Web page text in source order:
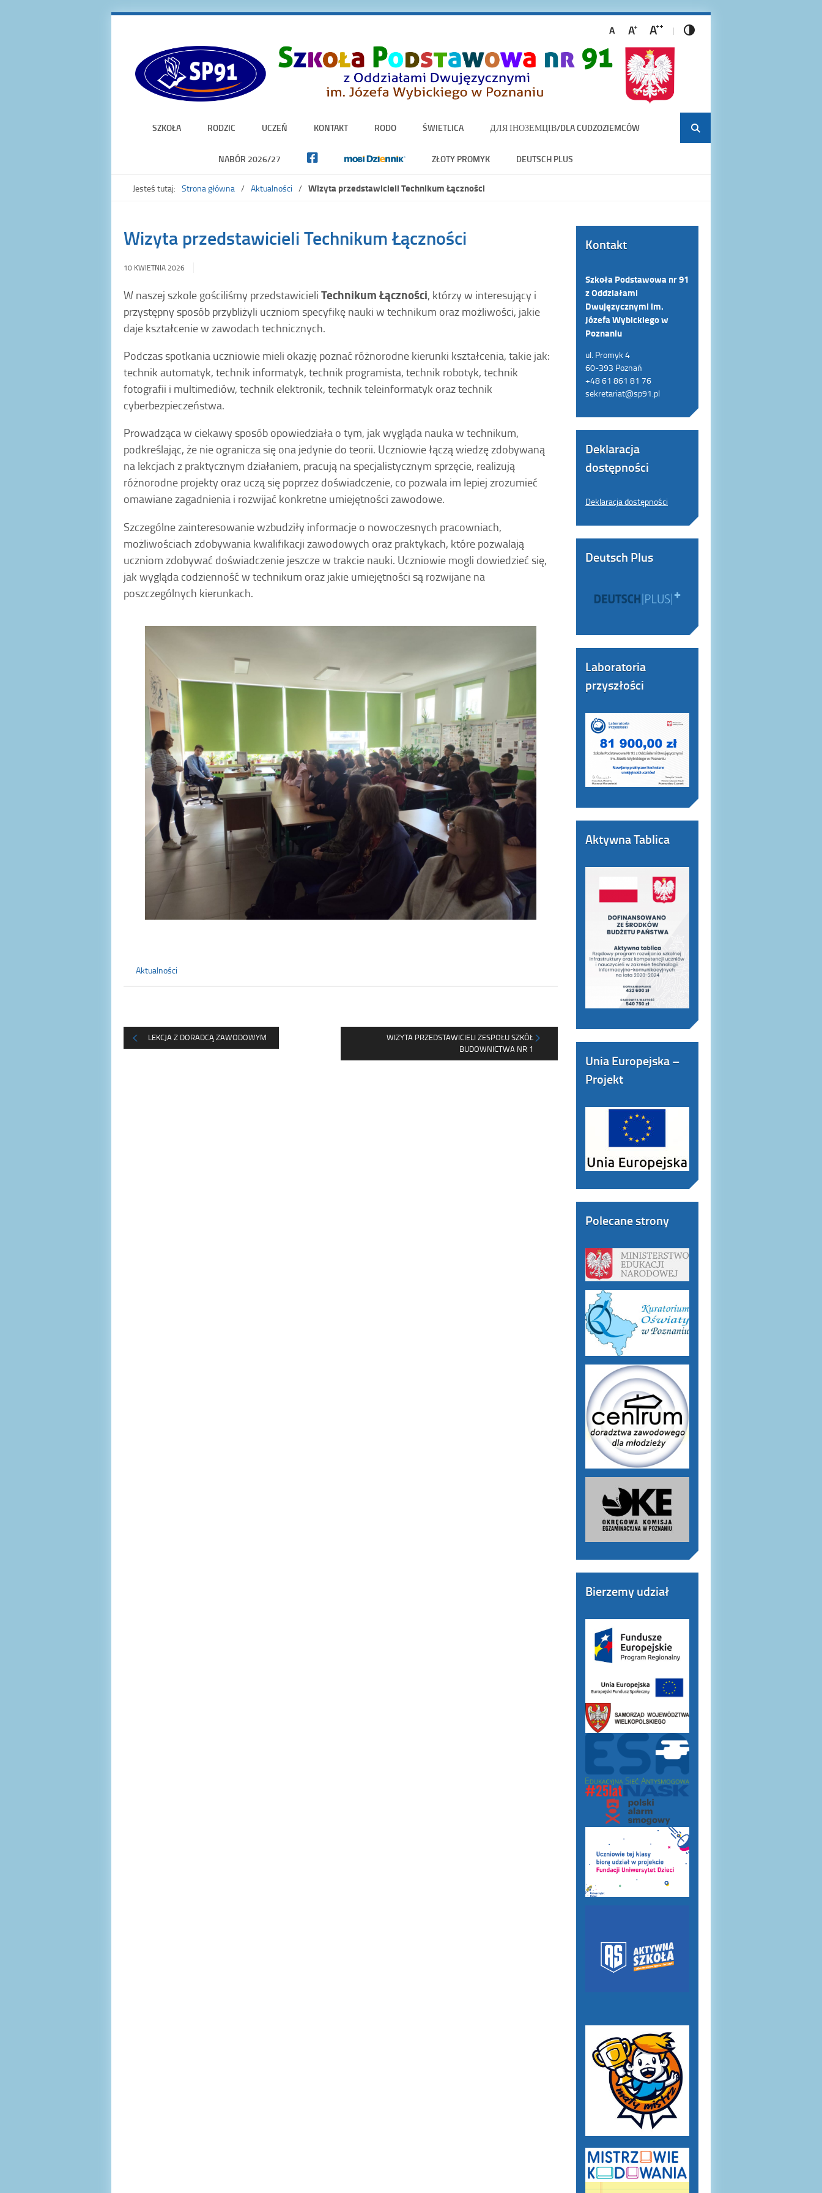
SZKOŁA RODZIC UCZEŃ KONTAKT RODO ŚWIETLICA ДЛЯ ІНОЗЕМЦІВ/DLA CUDZOZIEMCÓW
NABÓR 2026/27 ZŁOTY PROMYK DEUTSCH PLUS
Jesteś tutaj: Strona główna Aktualności Wizyta przedstawicieli Technikum Łączności
Kontakt
Szkoła Podstawowa nr 91
z Oddziałami
Dwujęzycznymi im.
Józefa Wybickiego w
Poznaniu
ul. Promyk 4
60-393 Poznań
+48 61 861 81 76
sekretariat@sp91.pl
Deklaracja
dostępności
Deklaracja dostępności
Deutsch Plus
Laboratoria
przyszłości
Aktywna Tablica
Unia Europejska –
Projekt
Polecane strony
Bierzemy udział
Wizyta przedstawicieli Technikum Łączności
10 KWIETNIA 2026
W naszej szkole gościliśmy przedstawicieliTechnikum Łączności, którzy w interesujący i
przystępny sposób przybliżyli uczniom specyfikę nauki w technikum oraz możliwości, jakie
daje kształcenie w zawodach technicznych.
Podczas spotkania uczniowie mieli okazję poznać różnorodne kierunki kształcenia, takie jak:
technik automatyk, technik informatyk, technik programista, technik robotyk, technik
fotografii i multimediów, technik elektronik, technik teleinformatyk oraz technik
cyberbezpieczeństwa.
Prowadząca w ciekawy sposób opowiedziała o tym, jak wygląda nauka w technikum,
podkreślając, że nie ogranicza się ona jedynie do teorii. Uczniowie łączą wiedzę zdobywaną
na lekcjach z praktycznym działaniem, pracują na specjalistycznym sprzęcie, realizują
różnorodne projekty oraz uczą się poprzez doświadczenie, co pozwala im lepiej zrozumieć
omawiane zagadnienia i rozwijać konkretne umiejętności zawodowe.
Szczególne zainteresowanie wzbudziły informacje o nowoczesnych pracowniach,
możliwościach zdobywania kwalifikacji zawodowych oraz praktykach, które pozwalają
uczniom zdobywać doświadczenie jeszcze w trakcie nauki. Uczniowie mogli dowiedzieć się,
jak wygląda codzienność w technikum oraz jakie umiejętności są rozwijane na
poszczególnych kierunkach.
Aktualności
LEKCJA Z DORADCĄ ZAWODOWYM
WIZYTA PRZEDSTAWICIELI ZESPOŁU SZKÓŁ
BUDOWNICTWA NR 1